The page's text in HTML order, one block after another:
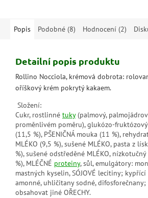
Popis
Podobné (8) Hodnocení (2)
Detailní popis produktu
Rollino Nocciola, krémová dobrota:
oříškový krém pokrytý kakaem.
Složení:
Cukr, rostlinné tuky(palmový,
proměnlivém poměru), glukózo-fruktózový
(11,5 %), PŠENIČNÁ mouka (11 %),
MLÉKO (9,5 %), sušené MLÉKO, pasta z
%), sušené odstředěné MLÉKO,
%), MLÉČNÉ proteiny, sůl, emulgátory:
mastných kyselin, SÓJOVÉ lecitiny;
amonné, uhličitany sodné, difosforečnany;
obsahovat jiné OŘECHY.